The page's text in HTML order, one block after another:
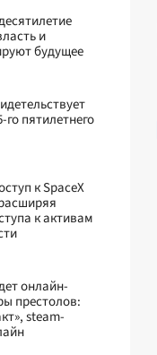
и
будущее
пятилетнего
к SpaceX
к активам
онлайн-
престолов:
steam-